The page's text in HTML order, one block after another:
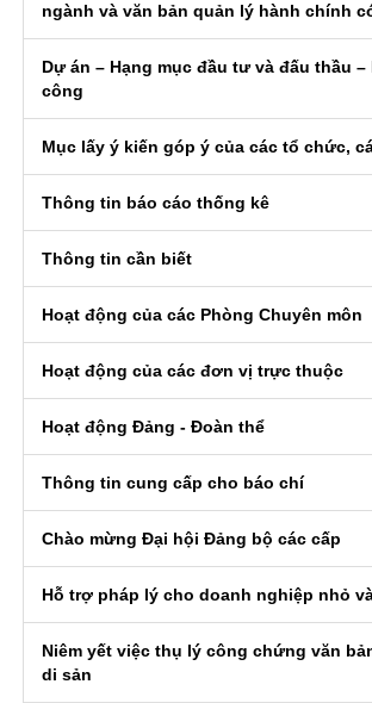
ngành và văn bản quản lý hành chính
Dự án – Hạng mục đầu tư và đấu thầu –
công
Mục lấy ý kiến góp ý của các tổ chức,
Thông tin báo cáo thống kê
Thông tin cần biết
Hoạt động của các Phòng Chuyên môn
Hoạt động của các đơn vị trực thuộc
Hoạt động Đảng - Đoàn thể
Thông tin cung cấp cho báo chí
Chào mừng Đại hội Đảng bộ các cấp
Hỗ trợ pháp lý cho doanh nghiệp nhỏ
Niêm yết việc thụ lý công chứng văn
di sản